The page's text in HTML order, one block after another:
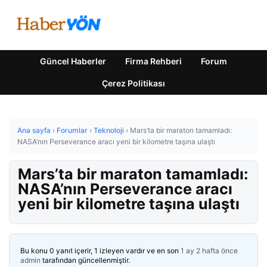
Güncel Haberler Firma Rehberi Forum
Çerez Politikası
Ana sayfa › Forumlar › Teknoloji › Mars’ta bir maraton tamamladı:
NASA’nın Perseverance aracı yeni bir kilometre taşına ulaştı
Mars’ta bir maraton tamamladı:
NASA’nın Perseverance aracı
yeni bir kilometre taşına ulaştı
Bu konu 0 yanıt içerir, 1 izleyen vardır ve en son 1 ay 2 hafta önce
admin tarafından güncellenmiştir.